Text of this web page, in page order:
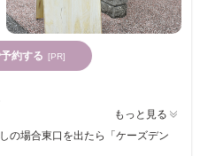
約する [PR]
もっと見る
の場合東口を出たら「ケーズデン